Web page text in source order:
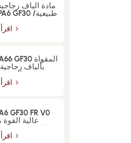
مادة ألياف
بألياف زجاجية
القوة
عالية القوة
للحريق معززة